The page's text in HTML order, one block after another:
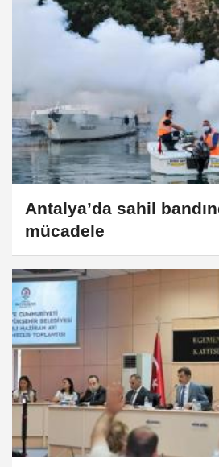
Antalya’da sahil
mücadele